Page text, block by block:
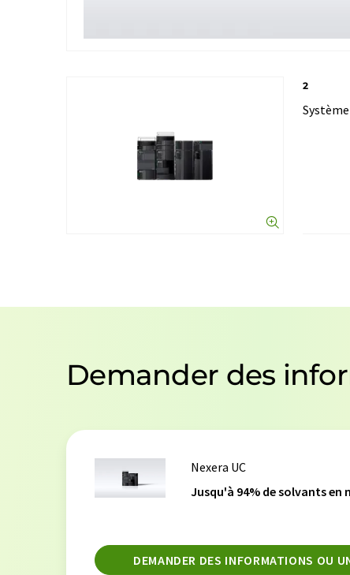
2
Demander des
Nexera UC
Jusqu'à 94% de solvants en
DEMANDER DES INFORMATIONS OU